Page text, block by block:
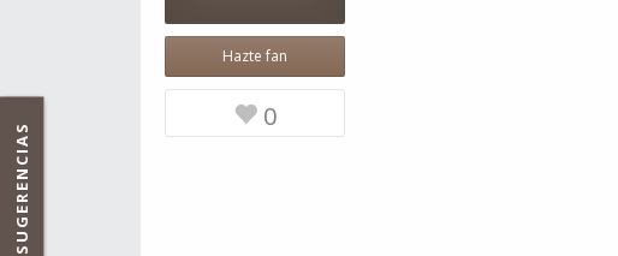
Hazte fan
0
SUGERENCIAS